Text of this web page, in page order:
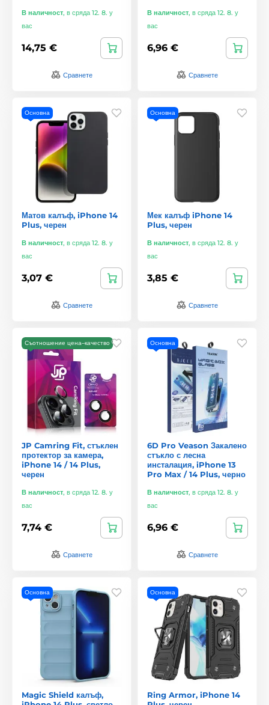
В наличност, в сряда 12. 8. у
вас
14,75 €
Сравнете
В наличност, в сряда 12. 8. у
вас
6,96 €
Сравнете
Основна
Матов калъф, iPhone 14
Plus, черен
В наличност, в сряда 12. 8. у
вас
3,07 €
Сравнете
Основна
Мек калъф iPhone 14
Plus, черен
В наличност, в сряда 12. 8. у
вас
3,85 €
Сравнете
Съотношение цена–качество
JP Camring Fit, стъклен
протектор за камера,
iPhone 14 / 14 Plus,
черен
В наличност, в сряда 12. 8. у
вас
7,74 €
Сравнете
Основна
6D Pro Veason Закалено
стъкло с лесна
инсталация, iPhone 13
Pro Max / 14 Plus, черно
В наличност, в сряда 12. 8. у
вас
6,96 €
Сравнете
Основна
Magic Shield калъф,
Основна
Ring Armor, iPhone 14